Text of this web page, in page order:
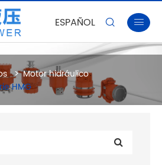
ESPAÑOL  
Motor hidráulico
HMG